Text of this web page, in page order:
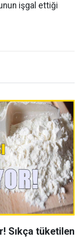
işgal ettiği
Sıkça tüketilen